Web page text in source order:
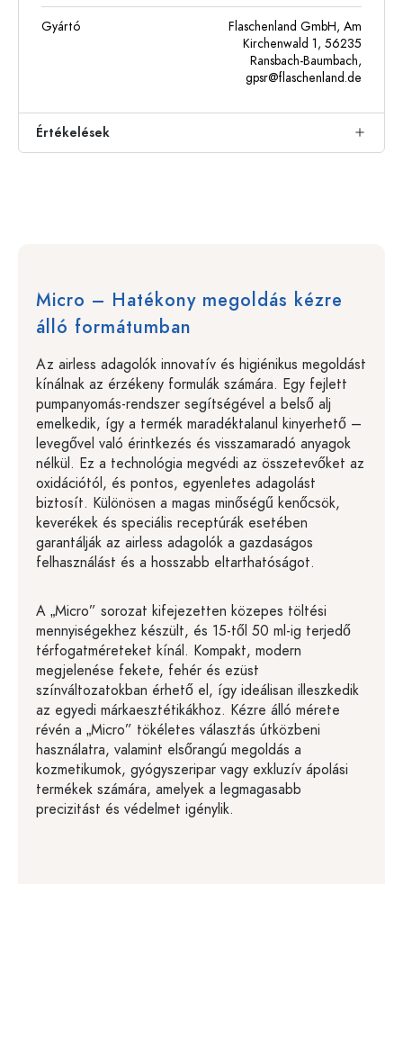
Gyártó
Flaschenland GmbH, Am
Kirchenwald 1, 56235
Ransbach-Baumbach,
gpsr@flaschenland.de
Értékelések
Micro – Hatékony megoldás kézre
álló formátumban
Az airless adagolók innovatív és higiénikus megoldást
kínálnak az érzékeny formulák számára. Egy fejlett
pumpanyomás-rendszer segítségével a belső alj
emelkedik, így a termék maradéktalanul kinyerhető –
levegővel való érintkezés és visszamaradó anyagok
nélkül. Ez a technológia megvédi az összetevőket az
oxidációtól, és pontos, egyenletes adagolást
biztosít. Különösen a magas minőségű kenőcsök,
keverékek és speciális receptúrák esetében
garantálják az airless adagolók a gazdaságos
felhasználást és a hosszabb eltarthatóságot.
A „Micro” sorozat kifejezetten közepes töltési
mennyiségekhez készült, és 15-től 50 ml-ig terjedő
térfogatméreteket kínál. Kompakt, modern
megjelenése fekete, fehér és ezüst
színváltozatokban érhető el, így ideálisan illeszkedik
az egyedi márkaesztétikákhoz. Kézre álló mérete
révén a „Micro” tökéletes választás útközbeni
használatra, valamint elsőrangú megoldás a
kozmetikumok, gyógyszeripar vagy exkluzív ápolási
termékek számára, amelyek a legmagasabb
precizitást és védelmet igénylik.